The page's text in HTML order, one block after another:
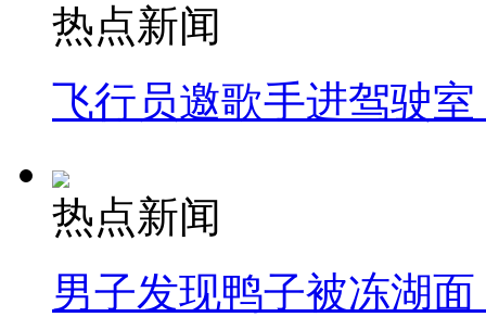
热点新闻
飞行员邀歌手进驾驶
热点新闻
男子发现鸭子被冻湖